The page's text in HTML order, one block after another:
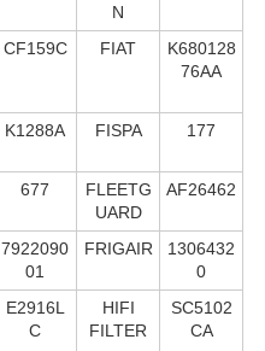
N
CF159C FIAT
K680128
76AA
K1288A FISPA 177
677
FLEETG
UARD
AF26462
7922090
01
FRIGAIR
1306432
0
E2916L
C
HIFI
FILTER
SC5102
CA